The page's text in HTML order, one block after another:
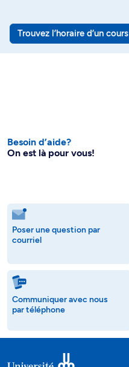
Trouvez l’horaire d’un cours
Besoin d’aide?
On est là pour vous!
Poser une question par
courriel
Communiquer avec nous
par téléphone